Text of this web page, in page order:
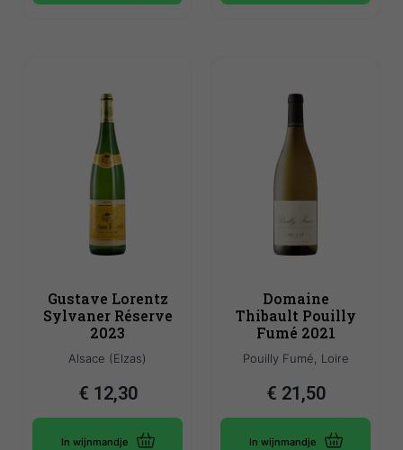
Gustave Lorentz
Sylvaner Réserve
2023
Alsace (Elzas)
€ 12,30
In wijnmandje
Domaine
Thibault Pouilly
Fumé 2021
Pouilly Fumé, Loire
€ 21,50
In wijnmandje